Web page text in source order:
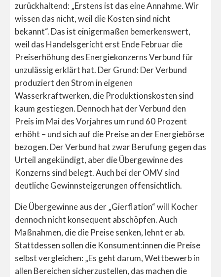
zurückhaltend: „Erstens ist das eine Annahme. Wir
wissen das nicht, weil die Kosten sind nicht
bekannt“. Das ist einigermaßen bemerkenswert,
weil das Handelsgericht erst Ende Februar die
Preiserhöhung des Energiekonzerns Verbund für
unzulässig erklärt hat. Der Grund: Der Verbund
produziert den Strom in eigenen
Wasserkraftwerken, die Produktionskosten sind
kaum gestiegen. Dennoch hat der Verbund den
Preis im Mai des Vorjahres um rund 60 Prozent
erhöht – und sich auf die Preise an der Energiebörse
bezogen. Der Verbund hat zwar Berufung gegen das
Urteil angekündigt, aber die Übergewinne des
Konzerns sind belegt. Auch bei der OMV sind
deutliche Gewinnsteigerungen offensichtlich.
Die Übergewinne aus der „Gierflation“ will Kocher
dennoch nicht konsequent abschöpfen. Auch
Maßnahmen, die die Preise senken, lehnt er ab.
Stattdessen sollen die Konsument:innen die Preise
selbst vergleichen: „Es geht darum, Wettbewerb in
allen Bereichen sicherzustellen, das machen die